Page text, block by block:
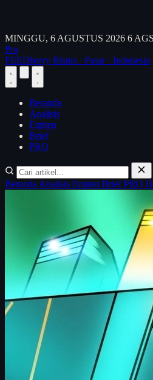
MINGGU, 6 AGUSTUS 2026 6
Pro
FEEDberry Bisnis · Pasar · Indonesia
Beranda
Analisis
Emiten
Brief
PRO
Beranda Analisis Emiten BriefPRO